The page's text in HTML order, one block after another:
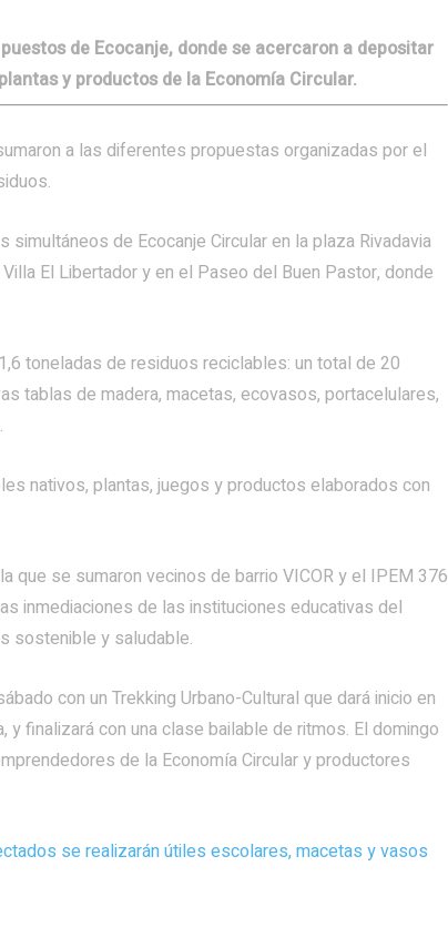
de Ecocanje, donde se acercaron a depositar
y productos de la Economía Circular.
a las diferentes propuestas organizadas por el
de Ecocanje Circular en la plaza Rivadavia
El Libertador y en el Paseo del Buen Pastor, donde
toneladas de residuos reciclables: un total de 20
tablas de madera, macetas, ecovasos, portacelulares,
nativos, plantas, juegos y productos elaborados con
que se sumaron vecinos de barrio VICOR y el IPEM 376
inmediaciones de las instituciones educativas del
sostenible y saludable.
con un Trekking Urbano-Cultural que dará inicio en
finalizará con una clase bailable de ritmos. El domingo
de la Economía Circular y productores
se realizarán útiles escolares, macetas y vasos